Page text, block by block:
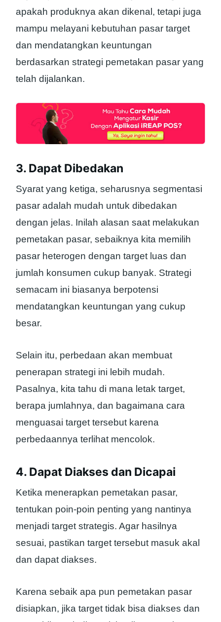
apakah produknya akan dikenal, tetapi juga
mampu melayani kebutuhan pasar target
dan mendatangkan keuntungan
berdasarkan strategi pemetakan pasar yang
telah dijalankan.
3. Dapat Dibedakan
Syarat yang ketiga, seharusnya segmentasi
pasar adalah mudah untuk dibedakan
dengan jelas. Inilah alasan saat melakukan
pemetakan pasar, sebaiknya kita memilih
pasar heterogen dengan target luas dan
jumlah konsumen cukup banyak. Strategi
semacam ini biasanya berpotensi
mendatangkan keuntungan yang cukup
besar.
Selain itu, perbedaan akan membuat
penerapan strategi ini lebih mudah.
Pasalnya, kita tahu di mana letak target,
berapa jumlahnya, dan bagaimana cara
menguasai target tersebut karena
perbedaannya terlihat mencolok.
4. Dapat Diakses dan Dicapai
Ketika menerapkan pemetakan pasar,
tentukan poin-poin penting yang nantinya
menjadi target strategis. Agar hasilnya
sesuai, pastikan target tersebut masuk akal
dan dapat diakses.
Karena sebaik apa pun pemetakan pasar
disiapkan, jika target tidak bisa diakses dan